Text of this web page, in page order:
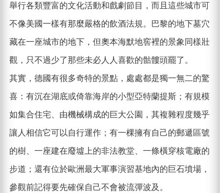
舉行各類豐富的文化活動和戲劇節目，而且這些城市可
不像美國一樣有那麼嚴格的飲酒法規。巴黎的地下墓穴
藏在一座城市的地下，但奧本海默地窖裡的景象同樣壯
觀，只不過少了那些未必人人喜歡的骷髏頭罷了。
其實，德國有很多奇特的景點，處處都是獨一無二的驚
喜：有沉在湖底或倚靠海岸的小型亞特蘭提斯；有規模
如集合住宅、由機械構成的巨大公園，其複雜程度幾乎
讓人相信它可以自行運作；有一棵擁有自己的郵遞區號
的樹、一座建在廢墟上的非法教堂、一條橫穿核電廠的
步道；還有位於歐洲最大軍事演習基地內的巨石墳場，
參觀前記得要先確保自己不會被流彈波及。